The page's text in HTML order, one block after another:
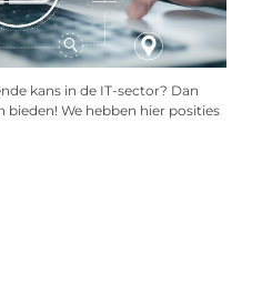
kans in de IT-sector? Dan
We hebben hier posities